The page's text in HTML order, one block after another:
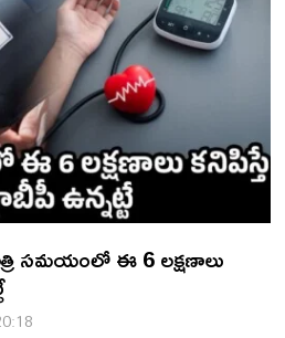
సమయంలో ఈ 6 లక్షణాలు